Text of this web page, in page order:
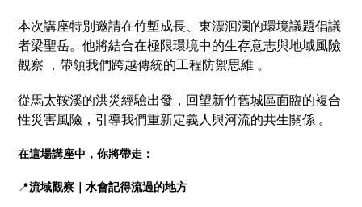
本次講座特別邀請在竹塹成長、東漂洄瀾的環境議題倡議
者梁聖岳。他將結合在極限環境中的生存意志與地域風險
觀察 ，帶領我們跨越傳統的工程防禦思維 。
從馬太鞍溪的洪災經驗出發，回望新竹舊城區面臨的複合
性災害風險，引導我們重新定義人與河流的共生關係 。
在這場講座中，你將帶走：
📍流域觀察｜水會記得流過的地方